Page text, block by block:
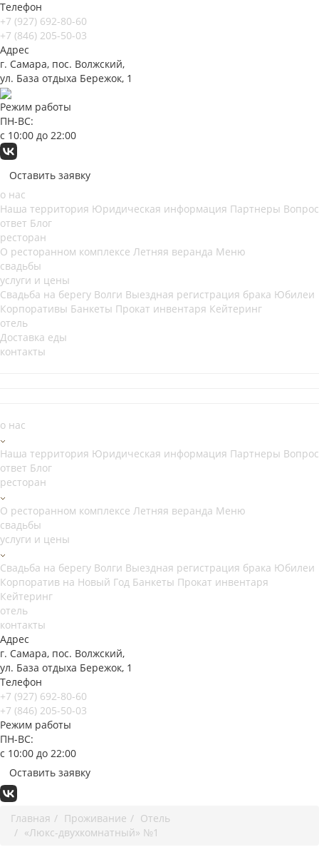
Телефон
+7 (927) 692-80-60
+7 (846) 205-50-03
Адрес
г. Самара, пос. Волжский,
ул. База отдыха Бережок, 1
Режим работы
ПН-ВС:
с 10:00 до 22:00
Оставить заявку
о нас
Наша территория Юридическая информация Партнеры Вопрос
ответ Блог
ресторан
О ресторанном комплексе Летняя веранда Меню
свадьбы
услуги и цены
Свадьба на берегу Волги Выездная регистрация брака Юбилеи
Корпоративы Банкеты Прокат инвентаря Кейтеринг
отель
Доставка еды
контакты
о нас
Наша территория Юридическая информация Партнеры Вопрос
ответ Блог
ресторан
О ресторанном комплексе Летняя веранда Меню
свадьбы
услуги и цены
Свадьба на берегу Волги Выездная регистрация брака Юбилеи
Корпоратив на Новый Год Банкеты Прокат инвентаря
Кейтеринг
отель
контакты
Адрес
г. Самара, пос. Волжский,
ул. База отдыха Бережок, 1
Телефон
+7 (927) 692-80-60
+7 (846) 205-50-03
Режим работы
ПН-ВС:
с 10:00 до 22:00
Оставить заявку
Главная Проживание
Отель
«Люкс-двухкомнатный» №1